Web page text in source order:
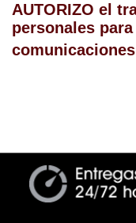
AUTORIZO el
personales